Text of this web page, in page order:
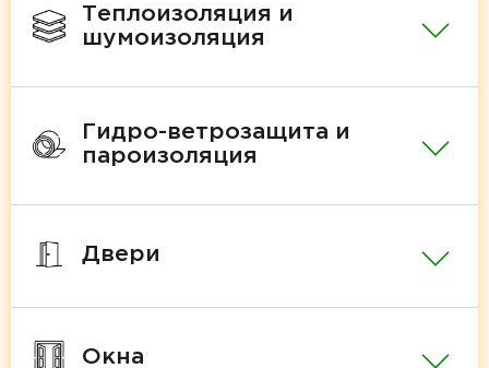
Теплоизоляция и
шумоизоляция
Гидро-ветрозащита и
пароизоляция
Двери
Окна